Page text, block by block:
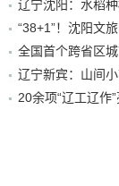
辽宁沈阳：水稻
辽宁新宾：山间
20余项“辽工辽作